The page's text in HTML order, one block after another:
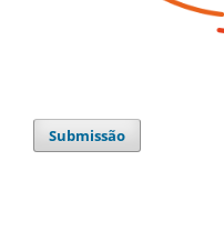
Submissão